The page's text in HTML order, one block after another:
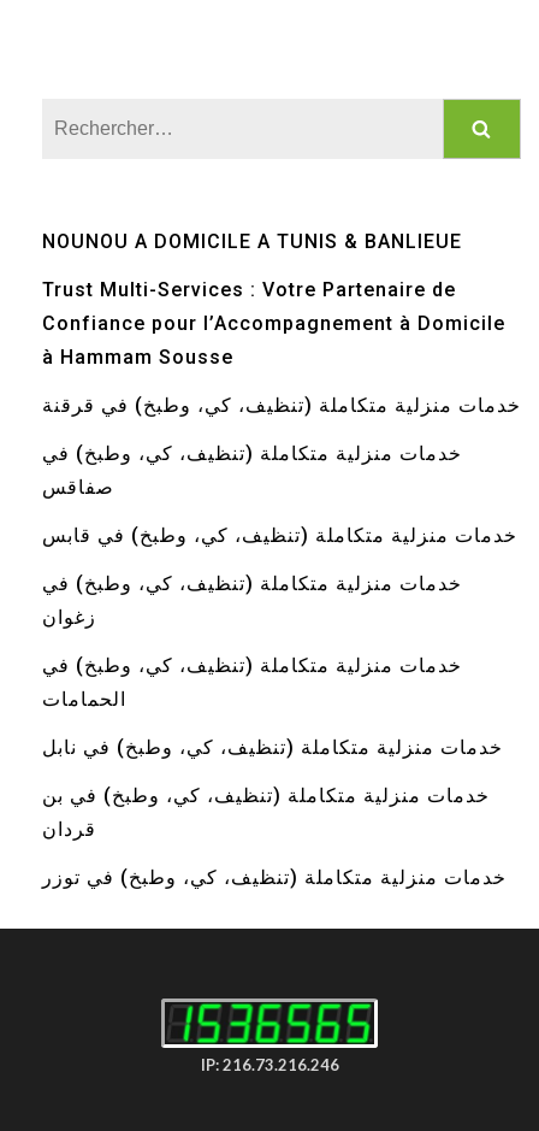
NOUNOU A DOMICILE A TUNIS & BANLIEUE
Trust Multi-Services : Votre Partenaire de
Confiance pour l’Accompagnement à Domicile
à Hammam Sousse
خدمات منزلية متكاملة (تنظيف، كي، وطبخ) في قرقنة
خدمات منزلية متكاملة (تنظيف، كي، وطبخ) في
صفاقس
خدمات منزلية متكاملة (تنظيف، كي، وطبخ) في قابس
خدمات منزلية متكاملة (تنظيف، كي، وطبخ) في
زغوان
خدمات منزلية متكاملة (تنظيف، كي، وطبخ) في
الحمامات
خدمات منزلية متكاملة (تنظيف، كي، وطبخ) في نابل
خدمات منزلية متكاملة (تنظيف، كي، وطبخ) في بن
قردان
خدمات منزلية متكاملة (تنظيف، كي، وطبخ) في توزر
IP: 216.73.216.246